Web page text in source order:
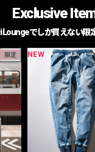
Exclusive
Loungeでしか買えない限
限定 NEW